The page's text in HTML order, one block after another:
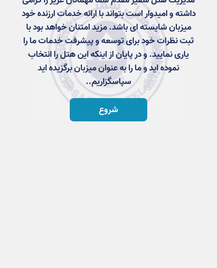
داشته و امیدوار است بتواند با ارائه خدمات ارزنده خود
میزبان شایسته ای باشد. مزید امتنان خواهد بود با
ثبت نظرات خود برای توسعه و پیشرفت خدمات ما را
یاری نمایید. و در پایان از اینکه این هتل را انتخاب
نموده اید و ما را به عنوان میزبان برگزیده اید
سپاسگزاریم..
شروع